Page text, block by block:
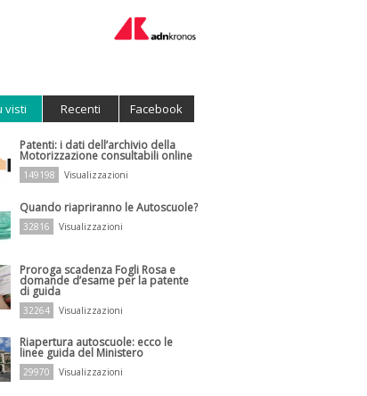
visti Recenti Facebook
Patenti: i dati dell’archivio della
Motorizzazione consultabili online
149198 Visualizzazioni
Quando riapriranno le Autoscuole?
32816 Visualizzazioni
Proroga scadenza Fogli Rosa e
domande d’esame per la patente
di guida
32264 Visualizzazioni
Riapertura autoscuole: ecco le
linee guida del Ministero
29970 Visualizzazioni